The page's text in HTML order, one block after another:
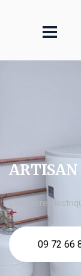
ARTISAN
chaudière
09 72 66